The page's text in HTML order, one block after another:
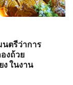
ตรีว่าการ
งถ้วย
ง ในงาน